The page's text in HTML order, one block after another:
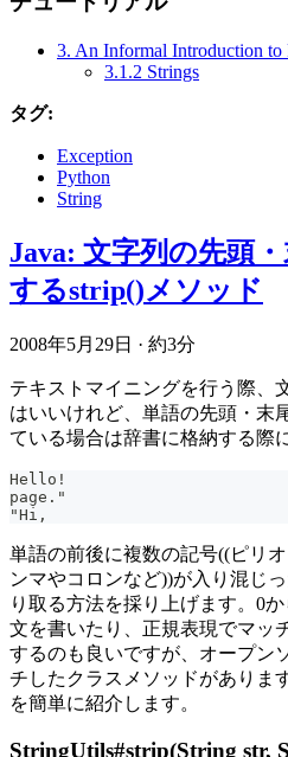
3. An Informal Introduction to
3.1.2 Strings
タグ:
Exception
Python
String
Java: 文字列の先頭
するstrip()メソッド
2008年5月29日 · 約3分
テキストマイニングを行う際、
はいいけれど、単語の先頭・末
ている場合は辞書に格納する際
Hello!
page."
"Hi,
単語の前後に複数の記号((ピリ
ンマやコロンなど))が入り混じ
り取る方法を採り上げます。0
文を書いたり、正規表現でマッ
するのも良いですが、オープン
チしたクラスメソッドがありま
を簡単に紹介します。
StringUtils#strip(String str,